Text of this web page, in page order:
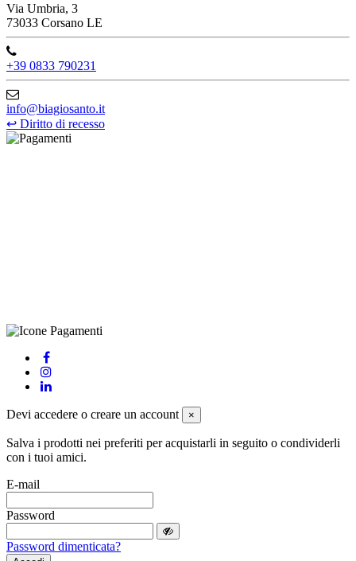
Via Umbria, 3
73033 Corsano LE
+39 0833 790231
info@biagiosanto.it
↩ Diritto di recesso
Devi accedere o creare un account ×
Salva i prodotti nei preferiti per acquistarli in seguito o condividerli
con i tuoi amici.
E-mail
Password
Password dimenticata?